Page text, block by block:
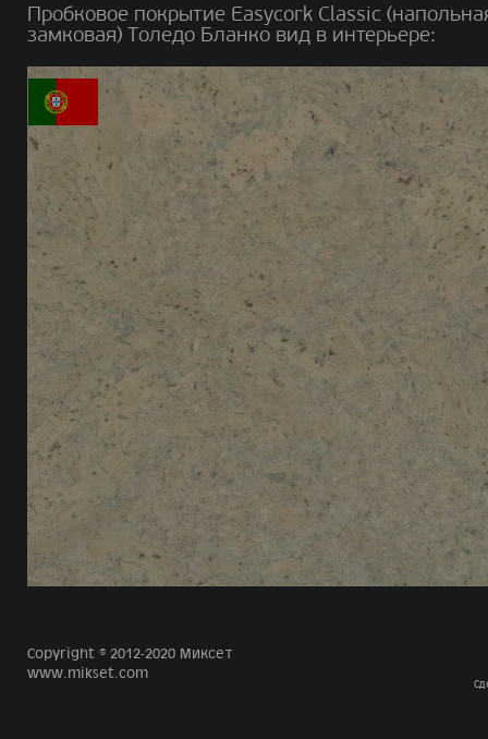
Пробковое покрытие Easycork Classic
замковая) Толедо Бланко вид в интерьере:
Copyright © 2012-2020 Миксет
www.mikset.com